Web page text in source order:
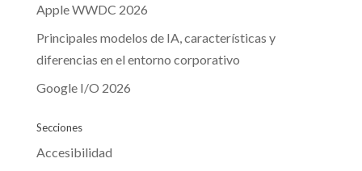
Apple WWDC 2026
Principales modelos de IA, características y
diferencias en el entorno corporativo
Google I/O 2026
Secciones
Accesibilidad